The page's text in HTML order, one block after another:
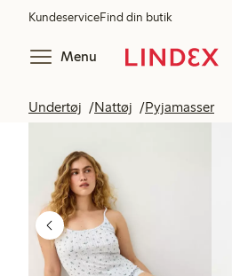
KundeserviceFind din butik
Menu
Undertøj Nattøj Pyjamasser